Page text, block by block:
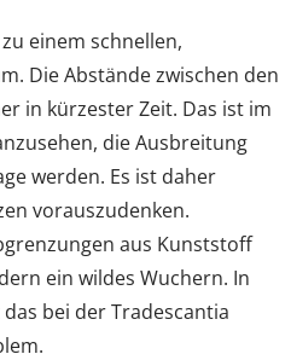
einem schnellen,
Die Abstände zwischen den
in kürzester Zeit. Das ist im
die Ausbreitung
werden. Es ist daher
vorauszudenken.
aus Kunststoff
ein wildes Wuchern. In
bei der Tradescantia